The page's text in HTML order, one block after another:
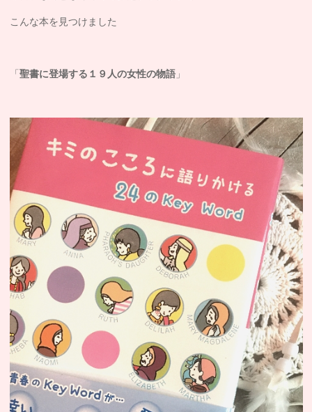
こんな本を見つけました
「 聖書に登場する１９人の女性の物語」